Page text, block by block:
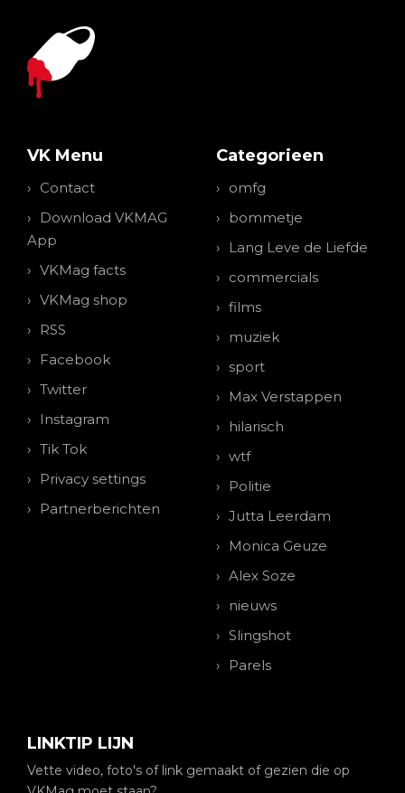
VK Menu
Contact
Download VKMAG
App
VKMag facts
VKMag shop
RSS
Facebook
Twitter
Instagram
Tik Tok
Privacy settings
Partnerberichten
Categorieen
omfg
bommetje
Lang Leve de Liefde
commercials
films
muziek
sport
Max Verstappen
hilarisch
wtf
Politie
Jutta Leerdam
Monica Geuze
Alex Soze
nieuws
Slingshot
Parels
LINKTIP LIJN
Vette video, foto's of link gemaakt of gezien die op